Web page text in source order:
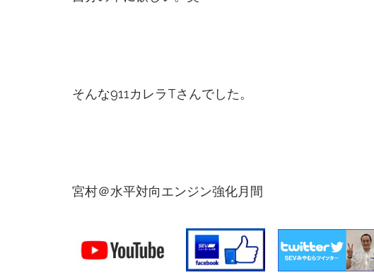
そんな911カレラTさんでした。
宮村＠水平対向エンジン強化月間